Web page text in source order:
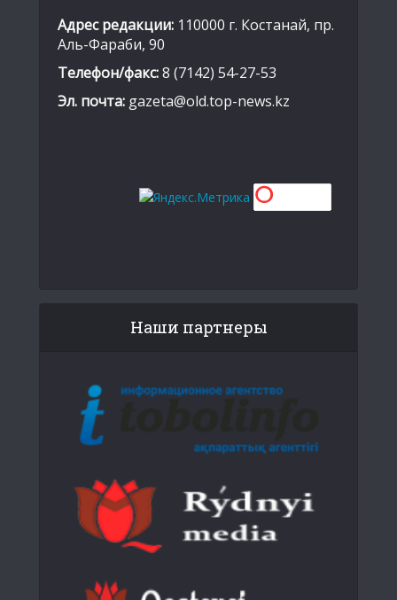
Адрес редакции: 110000 г. Костанай, пр.
Аль-Фараби, 90
Телефон/факс:8 (7142) 54-27-53
Эл. почта: gazeta@old.top-news.kz
Наши партнеры